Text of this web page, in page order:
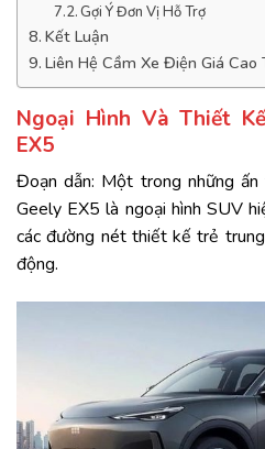
Gợi Ý Đơn Vị Hỗ Trợ
Kết Luận
Liên Hệ Cầm Xe Điện Giá Cao
Ngoại Hình Và Thiết
EX5
Đoạn dẫn: Một trong những
Geely EX5 là ngoại hình SUV
các đường nét thiết kế trẻ
động.